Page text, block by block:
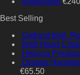
Best Selling
Gotland Ball,
Wolf Head
Heilung
Dragon
€65.50